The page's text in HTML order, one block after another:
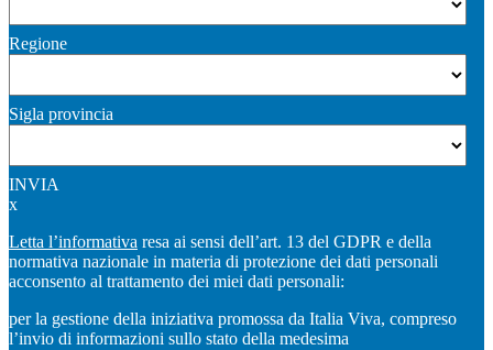
Regione
Sigla provincia
INVIA
x
Letta l’informativa resa ai sensi dell’art. 13 del GDPR e della
normativa nazionale in materia di protezione dei dati personali
acconsento al trattamento dei miei dati personali:
per la gestione della iniziativa promossa da Italia Viva, compreso
l’invio di informazioni sullo stato della medesima